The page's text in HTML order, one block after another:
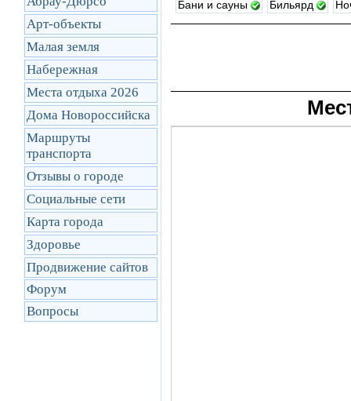
Арт-объекты
Малая земля
Набережная
Места отдыха 2026
Дома Новороссийска
Маршруты
транcпорта
Отзывы о городе
Социальные сети
Карта города
Здоровье
Продвижение сайтов
Форум
Вопросы
Бани и сауны Бильярд